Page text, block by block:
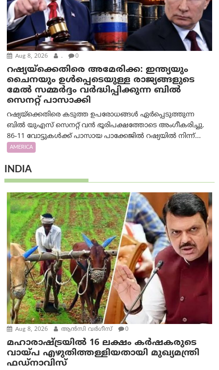
Aug 8, 2026 . 0
റഷ്യയ്‌ക്കെതിരെ അമേരിക്ക: ഇന്ത്യയും
ചൈനയും ഉൾപ്പെടെയുള്ള രാജ്യങ്ങളുടെ
മേൽ സമ്മർദ്ദം വർദ്ധിപ്പിക്കുന്ന ബിൽ
സെനറ്റ് പാസാക്കി
റഷ്യയ്‌ക്കെതിരെ കടുത്ത ഉപരോധങ്ങൾ ഏർപ്പെടുത്തുന്ന
ബിൽ യുഎസ് സെനറ്റ് വൻ ഭൂരിപക്ഷത്തോടെ അംഗീകരിച്ചു.
86-11 വോട്ടുകൾക്ക് പാസായ പാക്കേജിൽ റഷ്യയിൽ നിന്ന്...
AMERICA
INDIA
Aug 8, 2026 ആന്‍സി വര്‍ഗീസ് 0
മഹാരാഷ്ട്രയിൽ 16 ലക്ഷം കർഷകരുടെ
വായ്പ എഴുതിത്തള്ളിയതായി മുഖ്യമന്ത്രി
ഫഡ്‌നാവിസ്